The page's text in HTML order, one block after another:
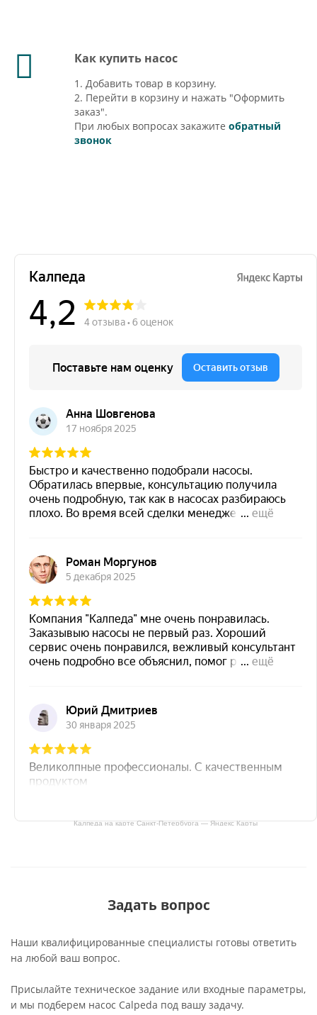
Как купить насос
1. Добавить товар в корзину.
2. Перейти в корзину и нажать "Оформить
заказ".
При любых вопросах закажите обратный
звонок
Калпеда на карте Санкт‑Петербурга — Яндекс Карты
Задать вопрос
Наши квалифицированные специалисты готовы ответить
на любой ваш вопрос.
Присылайте техническое задание или входные параметры,
и мы подберем насос Calpeda под вашу задачу.